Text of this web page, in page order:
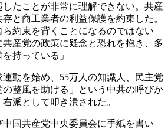
したことが非常に理解できない。共産
と商工業者の利益保護を約束した。
約束を背くことになるのではない
産党の政策に疑念と恐れを抱き、多
持っている」
運動を始め、55万人の知識人、民主党
整風を助ける」という中共の呼びか
派として叩き潰された。
国共産党中央委員会に手紙を書い